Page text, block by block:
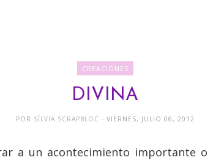
CREACIONES
DIVINA
POR SÍLVIA SCRAPBLOC - VIERNES, JULIO 06, 2012
a un acontecimiento importante o